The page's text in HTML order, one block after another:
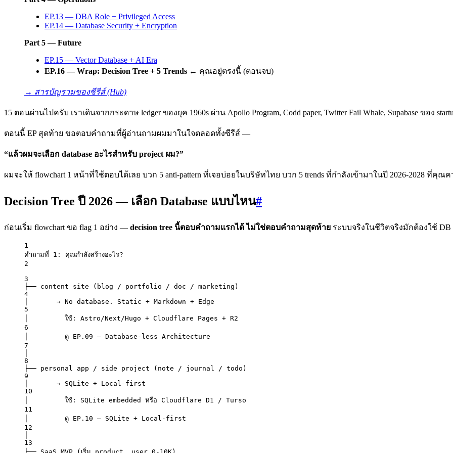
EP.13 — DBA Role + Privileged Access
EP.14 — Database Security + Encryption
Part 5 — Future
EP.15 — Vector Database + AI Era
EP.16 — Wrap: Decision Tree + 5 Trends ← คุณอยู่ตรงนี้ (ตอนจบ)
→ สารบัญรวมของซีรีส์ (Hub)
15 ตอนผ่านไปครับ เราเดินจากกระดาษ ledger ของยุค 1960s ผ่าน Apollo Program, Codd paper, Twitter Fail Whale, Supabase ของ
ตอนนี้ EP สุดท้าย ขอตอบคำถามที่ผู้อ่านถามผมมาในใจตลอดทั้งซีรีส์ —
“แล้วผมจะเลือก database อะไรสำหรับ project ผม?”
ผมจะให้ flowchart 1 หน้าที่ใช้ตอบได้เลย บวก 5 anti-pattern ที่เจอบ่อยในบริษัทไทย บวก 5 trends ที่กำลังเข้ามาในปี 2026-2028 ที่คุ
Decision Tree ปี 2026 — เลือก Database แบบไหน#
ก่อนเริ่ม flowchart ขอ flag 1 อย่าง — decision tree นี้ตอบคำถามแรกได้ ไม่ใช่ตอบคำถามสุดท้าย ระบบจริงในชีวิตจริงมักต้องใช้
1
คำถามที่ 1: คุณกำลังสร้างอะไร?
2
3
├── content site (blog / portfolio / doc / marketing)
4
│       → No database. Static + Markdown + Edge
5
│         ใช้: Astro/Next/Hugo + Cloudflare Pages + R2
6
│         ดู EP.09 — Database-less Architecture
7
8
├── personal app / side project (note / journal / todo)
9
│       → SQLite + Local-first
10
│         ใช้: SQLite embedded หรือ Cloudflare D1 / Turso
11
│         ดู EP.10 — SQLite + Local-first
12
13